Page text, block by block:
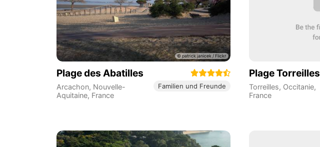
Plage des Abatilles
Arcachon, Nouvelle-
Aquitaine, France
Familien und Freunde
Plage Torreilles
Torreilles, Occitanie,
France